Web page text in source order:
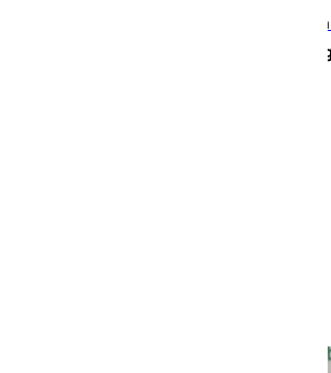
35 mujeres asesinadas por
España en este 2026: Andalucía y